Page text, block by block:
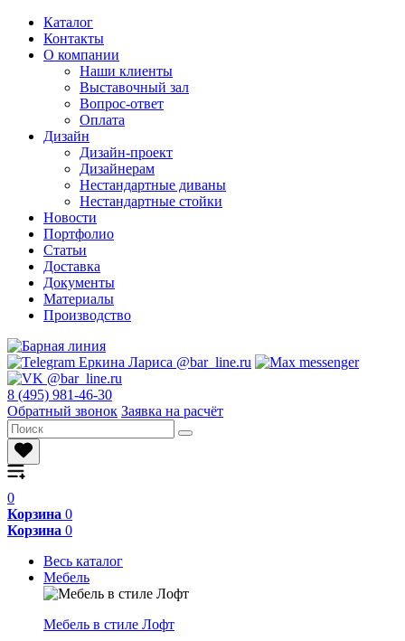
Каталог
Контакты
О компании
Наши клиенты
Выставочный зал
Вопрос-ответ
Оплата
Дизайн
Дизайн-проект
Дизайнерам
Нестандартные диваны
Нестандартные стойки
Новости
Портфолио
Статьи
Доставка
Документы
Материалы
Производство
8 (495) 981-46-30
Обратный звонок Заявка на расчёт
0
Корзина 0
Корзина 0
Весь каталог
Мебель
Мебель в стиле Лофт